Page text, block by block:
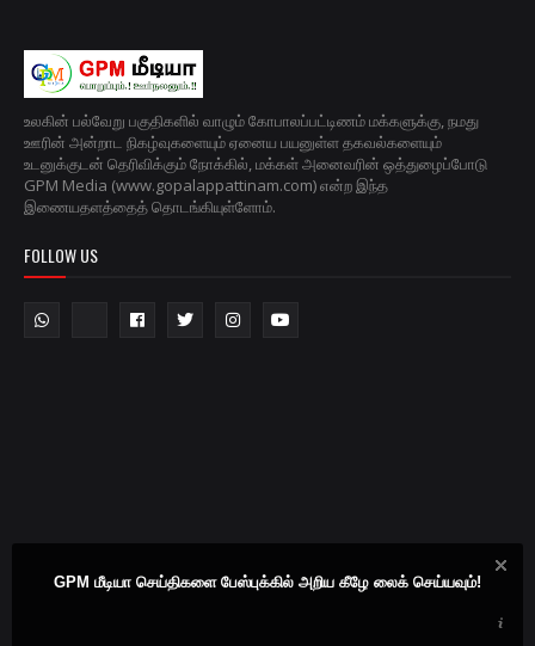
உலகின் பல்வேறு பகுதிகளில் வாழும் கோபாலப்பட்டிணம் மக்களுக்கு, நமது
ஊரின் அன்றாட நிகழ்வுகளையும் ஏனைய பயனுள்ள தகவல்களையும்
உடனுக்குடன் தெரிவிக்கும் நோக்கில், மக்கள் அனைவரின் ஒத்துழைப்போடு
GPM Media (www.gopalappattinam.com) என்ற இந்த
இணையதளத்தைத் தொடங்கியுள்ளோம்.
FOLLOW US
GPM மீடியா செய்திகளை பேஸ்புக்கில் அறிய கீழே லைக் செய்யவும்!